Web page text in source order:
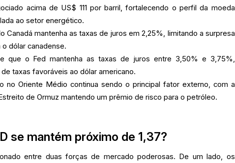
acima de US$ 111 por barril, fortalecendo o perfil da moeda
ao setor energético.
Canadá mantenha as taxas de juros em 2,25%, limitando a surpresa
dólar canadense.
que o Fed mantenha as taxas de juros entre 3,50% e 3,75%,
taxas favoráveis ao dólar americano.
no Oriente Médio continua sendo o principal fator externo, com a
de Ormuz mantendo um prêmio de risco para o petróleo.
se mantém próximo de 1,37?
entre duas forças de mercado poderosas. De um lado, os